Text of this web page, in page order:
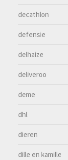
decathlon
defensie
delhaize
deliveroo
deme
dhl
dieren
dille en kamille